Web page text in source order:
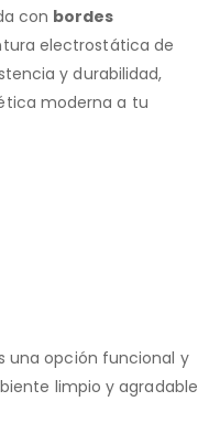
con bordes
electrostática de
y durabilidad,
moderna a tu
una opción funcional y
limpio y agradable